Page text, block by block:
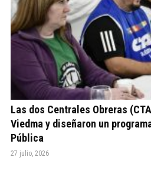
Las dos Centrales Obreras
Viedma y diseñaron un
Pública
27 julio, 2026